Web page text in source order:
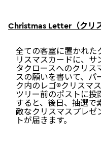
Christmas Letter（クリ
全ての客室に置かれた
リスマスカードに、サ
タクロースへのクリス
スの願いを書いて、パ
ク内のレゴ®クリスマス
ツリー前のポストに投
すると、後日、抽選で
敵なクリスマスプレゼ
トが届きます。